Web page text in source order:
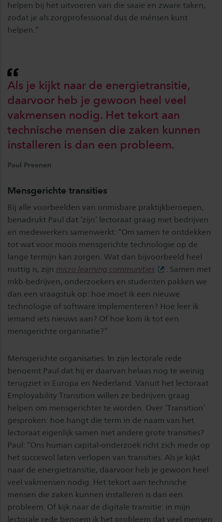
helpen bij het uitvoeren van die saaie en zware taken,
zodat je als zorgprofessional dus de ménsen kunt
helpen.”
Als je kijkt naar de energietransitie,
daarvoor heb je gewoon heel veel
vakmensen nodig. Het tekort aan
technische mensen die zaken kunnen
installeren is dan een probleem.
Paul Preenen
Mensgerichte transities
Bij alle voorbeelden van onmisbare praktijkberoepen,
benadrukt Paul dat ‘zijn’ lectoraat graag met bedrijven
en medewerkers samenwerkt: “Om samen te ontdekken
tot wat voor moois mensgerichte technologie op de
lange termijn kan zorgen. Wat dan bijvoorbeeld heel
nuttig is, zijn micro learning communities
. Samen met
mkb-bedrijven, onderzoekers en studenten pakken we
dan een vraagstuk op: hoe moet ik een nieuwe
technologie of software implementeren? Hoe leer ik
iemand iets nieuws aan? Of hoe kom ik tot een
mensgerichte organisatie?”
Mensgerichte organisaties. In zijn lectorale rede
benoemt Paul dat hij er daarvan helaas nog te weinig
terugziet in Europa en Nederland. Vanuit het lectoraat
Employability Transition willen ze bedrijven graag
helpen om mensgerichter te worden. Over ‘Transition’
gesproken: hoe hangt die term in de naam van het
lectoraat eigenlijk samen met andere grote transities?
Paul: “Ons human capital-onderzoek richt zich mede op
het succesvol laten verlopen van transities. Als je kijkt
naar de energietransitie, daarvoor heb je gewoon heel
veel vakmensen nodig. Het tekort aan technische
mensen die zaken kunnen installeren is dan een
probleem. Of kijk naar de digitale transitie: in mijn
lectorale rede benoem ik het probleem dat veel mensen